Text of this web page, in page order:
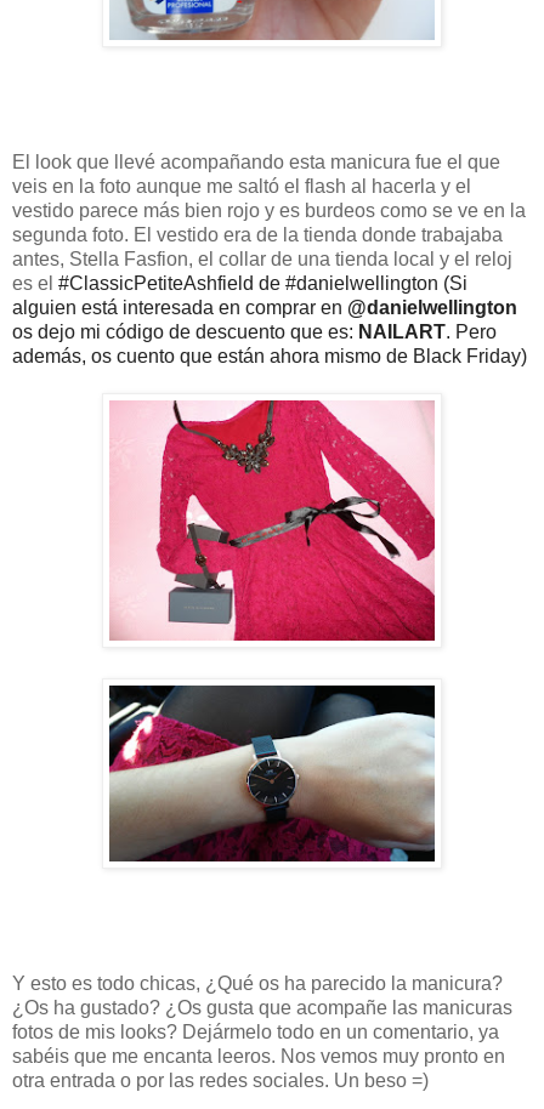
El look que llevé acompañando esta manicura fue el que
veis en la foto aunque me saltó el flash al hacerla y el
vestido parece más bien rojo y es burdeos como se ve en la
segunda foto. El vestido era de la tienda donde trabajaba
antes, Stella Fasfion, el collar de una tienda local y el reloj
es el #ClassicPetiteAshfield de #danielwellington (Si
alguien está interesada en comprar en @danielwellington
os dejo mi código de descuento que es: NAILART. Pero
además, os cuento que están ahora mismo de Black Friday)
Y esto es todo chicas, ¿Qué os ha parecido la manicura?
¿Os ha gustado? ¿Os gusta que acompañe las manicuras
fotos de mis looks? Dejármelo todo en un comentario, ya
sabéis que me encanta leeros. Nos vemos muy pronto en
otra entrada o por las redes sociales. Un beso =)